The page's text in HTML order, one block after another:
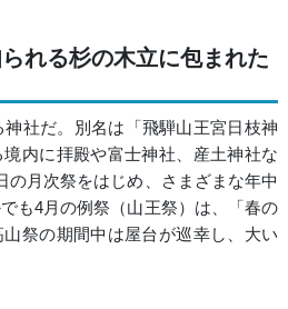
られる杉の木立に包まれた
社だ。別名は「飛騨山王宮日枝神
内に拝殿や富士神社、産土神社な
の月次祭をはじめ、さまざまな年中
も4月の例祭（山王祭）は、「春の
祭の期間中は屋台が巡幸し、大い